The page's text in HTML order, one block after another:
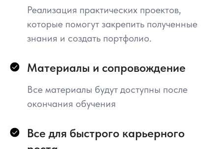
Реализация практических проектов,
которые помогут закрепить полученные
знания и создать портфолио.
Материалы и сопровождение
Все материалы будут доступны после
окончания обучения
Все для быстрого карьерного
Нам есть, чем гордиться
по результатам рейтинга QS World
университетов мира Times
Higher Education и